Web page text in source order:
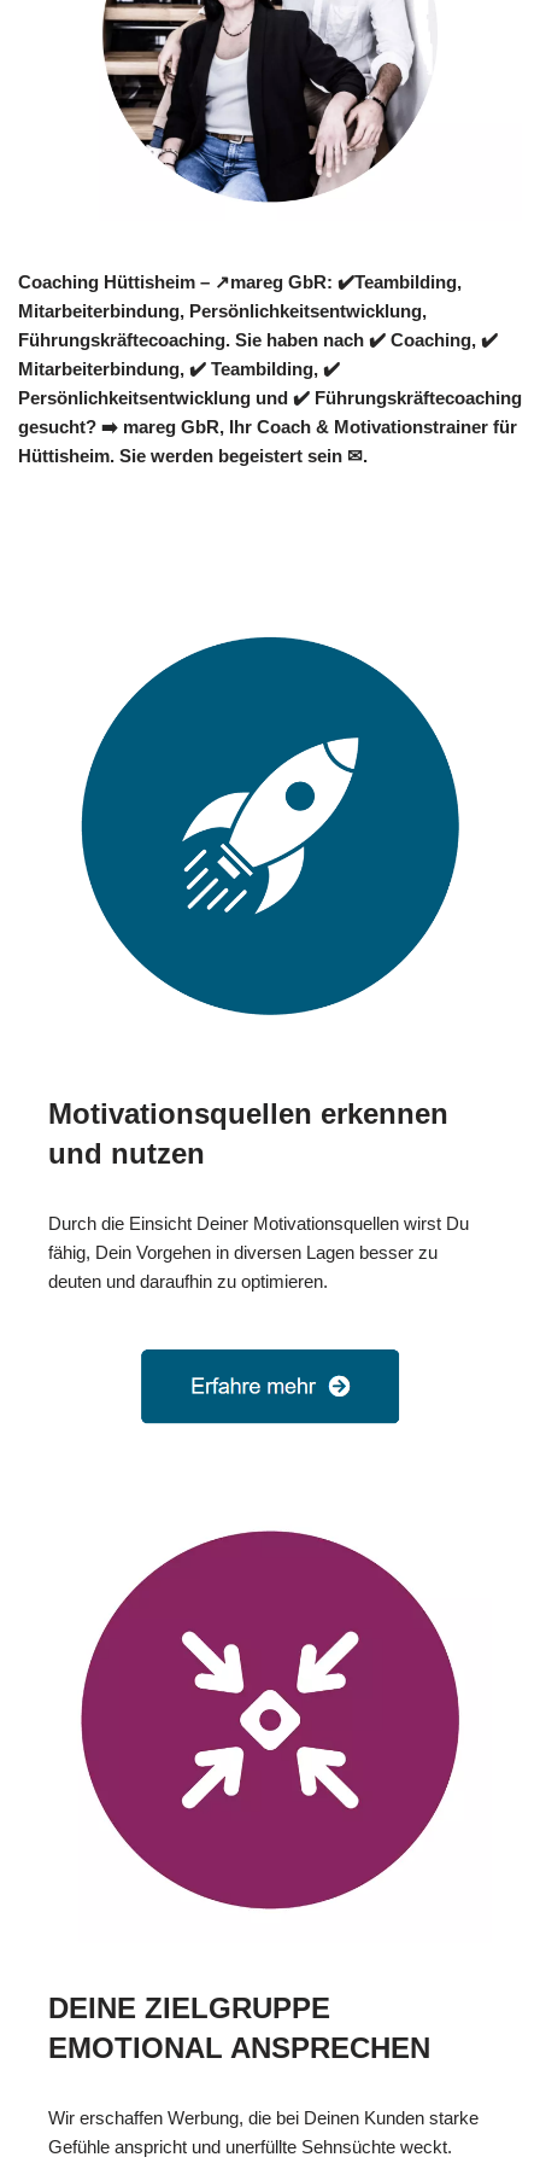
Coaching Hüttisheim – ↗️mareg GbR: ✔️Teambilding,
Mitarbeiterbindung, Persönlichkeitsentwicklung,
Führungskräftecoaching. Sie haben nach ✔️ Coaching, ✔️
Mitarbeiterbindung, ✔️ Teambilding, ✔️
Persönlichkeitsentwicklung und ✔️ Führungskräftecoaching
gesucht? ➡️ mareg GbR, Ihr Coach & Motivationstrainer für
Hüttisheim. Sie werden begeistert sein ✉.
Motivationsquellen erkennen
und nutzen
Durch die Einsicht Deiner Motivationsquellen wirst Du
fähig, Dein Vorgehen in diversen Lagen besser zu
deuten und daraufhin zu optimieren.
DEINE ZIELGRUPPE
EMOTIONAL ANSPRECHEN
Wir erschaffen Werbung, die bei Deinen Kunden starke
Gefühle anspricht und unerfüllte Sehnsüchte weckt.